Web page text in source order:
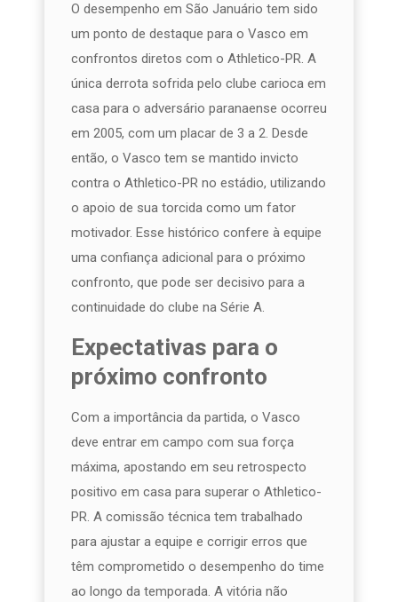
O desempenho em São Januário tem sido
um ponto de destaque para o Vasco em
confrontos diretos com o Athletico-PR. A
única derrota sofrida pelo clube carioca em
casa para o adversário paranaense ocorreu
em 2005, com um placar de 3 a 2. Desde
então, o Vasco tem se mantido invicto
contra o Athletico-PR no estádio, utilizando
o apoio de sua torcida como um fator
motivador. Esse histórico confere à equipe
uma confiança adicional para o próximo
confronto, que pode ser decisivo para a
continuidade do clube na Série A.
Expectativas para o
próximo confronto
Com a importância da partida, o Vasco
deve entrar em campo com sua força
máxima, apostando em seu retrospecto
positivo em casa para superar o Athletico-
PR. A comissão técnica tem trabalhado
para ajustar a equipe e corrigir erros que
têm comprometido o desempenho do time
ao longo da temporada. A vitória não